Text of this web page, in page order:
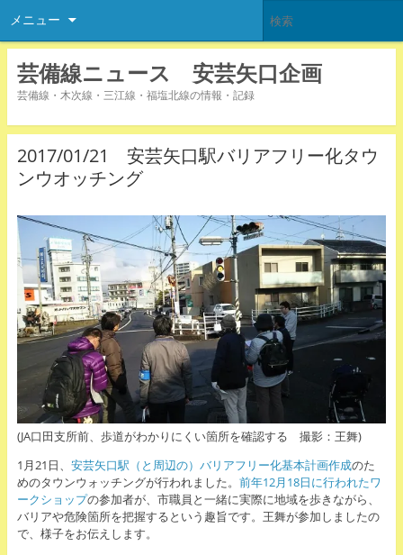
メニュー
芸備線ニュース 安芸矢口企画
芸備線・木次線・三江線・福塩北線の情報・記録
2017/01/21 安芸矢口駅バリアフリー化タウ
ンウオッチング
(JA口田支所前、歩道がわかりにくい箇所を確認する 撮影：王舞)
1月21日、 安芸矢口駅（と周辺の）バリアフリー化基本計画作成のた
めのタウンウォッチングが行われました。 前年12月18日に行われたワ
ークショップの参加者が、市職員と一緒に実際に地域を歩きながら、
バリアや危険箇所を把握するという趣旨です。王舞が参加しましたの
で、様子をお伝えします。